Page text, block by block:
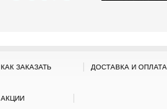
КАК ЗАКАЗАТЬ | ДОСТАВКА И ОПЛАТА
АКЦИИ |